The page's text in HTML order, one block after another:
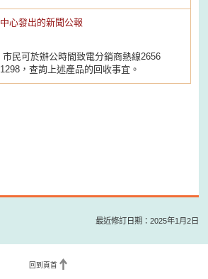
中心發出的新聞公報
市民可於辦公時間致電分銷商熱線2656
1298，查詢上述產品的回收事宜。
最近修訂日期：2025年1月2日
回到頁首